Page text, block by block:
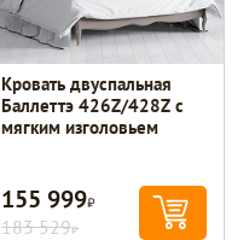
Кровать двуспальная
Баллеттэ 426Z/428Z с
мягким изголовьем
155 999Р
183 529Р